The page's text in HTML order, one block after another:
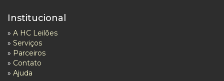
Institucional
» A HC Leilões
» Serviços
» Parceiros
» Contato
» Ajuda